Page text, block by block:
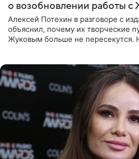
о возобновлении работы
Алексей Потехин в разговоре с
объяснил, почему их творческие
Жуковым больше не пересекутся.